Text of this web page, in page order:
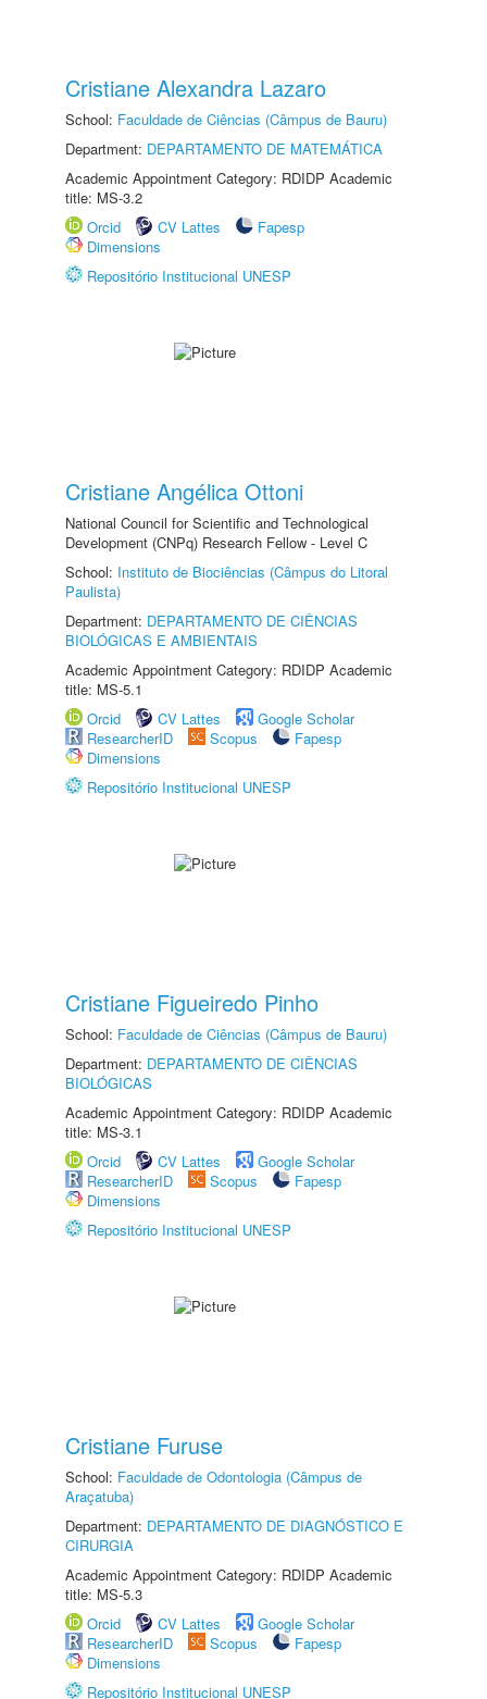
Cristiane Alexandra Lazaro
School: Faculdade de Ciências (Câmpus de Bauru)
Department: DEPARTAMENTO DE MATEMÁTICA
Academic Appointment Category: RDIDP Academic
title: MS-3.2
Orcid
CV Lattes
Fapesp
Dimensions
Repositório Institucional UNESP
Cristiane Angélica Ottoni
National Council for Scientific and Technological
Development (CNPq) Research Fellow - Level C
School: Instituto de Biociências (Câmpus do Litoral
Paulista)
Department: DEPARTAMENTO DE CIÊNCIAS
BIOLÓGICAS E AMBIENTAIS
Academic Appointment Category: RDIDP Academic
title: MS-5.1
Orcid
CV Lattes
Google Scholar
ResearcherID
Scopus
Fapesp
Dimensions
Repositório Institucional UNESP
Cristiane Figueiredo Pinho
School: Faculdade de Ciências (Câmpus de Bauru)
Department: DEPARTAMENTO DE CIÊNCIAS
BIOLÓGICAS
Academic Appointment Category: RDIDP Academic
title: MS-3.1
Orcid
CV Lattes
Google Scholar
ResearcherID
Scopus
Fapesp
Dimensions
Repositório Institucional UNESP
Cristiane Furuse
School: Faculdade de Odontologia (Câmpus de
Araçatuba)
Department: DEPARTAMENTO DE DIAGNÓSTICO E
CIRURGIA
Academic Appointment Category: RDIDP Academic
title: MS-5.3
Orcid
CV Lattes
Google Scholar
ResearcherID
Scopus
Fapesp
Dimensions
Repositório Institucional UNESP